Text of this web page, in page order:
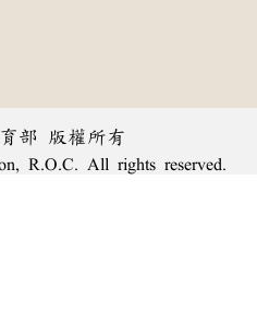
部 版權所有
R.O.C. All rights reserved.